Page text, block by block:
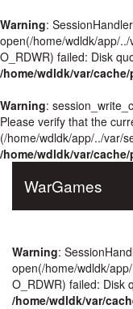
Warning:
open(/home/wdldk/app/
O_RDWR) failed: Disk
/home/wdldk/var/
Warning:
Please verify that the
(/home/wdldk/app/../var/
/home/wdldk/var/
WarGames
Warning:
open(/home/wdldk/
O_RDWR) failed: Disk
/home/wdldk/var/